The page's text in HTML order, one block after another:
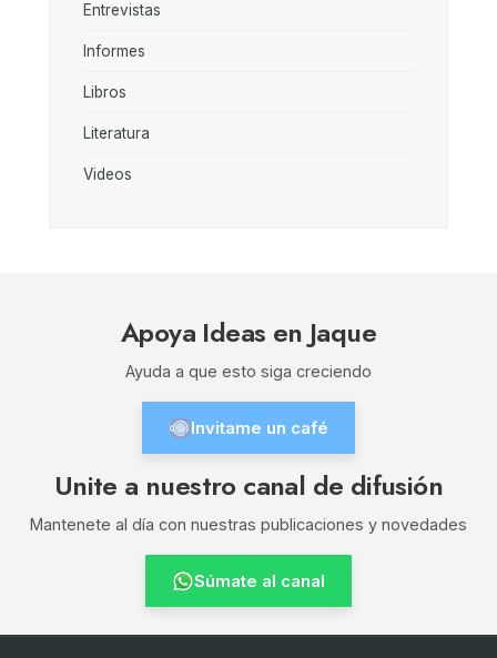
Entrevistas
Informes
Libros
Literatura
Videos
Apoya Ideas en Jaque
Ayuda a que esto siga creciendo
Invitame un café
Unite a nuestro canal de difusión
Mantenete al día con nuestras publicaciones y novedades
Súmate al canal